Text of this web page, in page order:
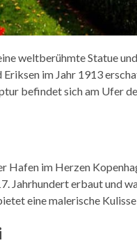
weltberühmte Statue
im Jahr 1913
befindet sich am Ufer
Hafen im Herzen
Jahrhundert erbaut und
eine malerische